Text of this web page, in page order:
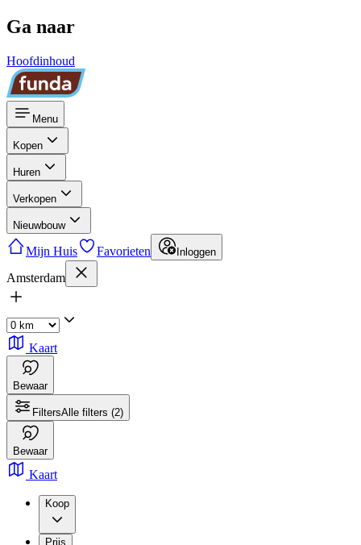
Ga naar
Hoofdinhoud
Menu
Kopen
Huren
Verkopen
Nieuwbouw
Mijn Huis Favorieten Inloggen
Amsterdam
Kaart
Bewaar
FiltersAlle filters (2)
Bewaar
Kaart
Koop
Prijs